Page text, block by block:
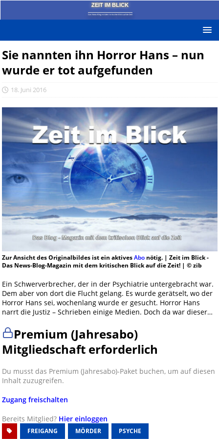
ZEIT IM BLICK
Das News-Blog mit dem kritischen Blick auf die Zeit!
Sie nannten ihn Horror Hans – nun
wurde er tot aufgefunden
18. Juni 2016
Zur Ansicht des Originalbildes ist ein aktivesAbonötig. | Zeit im Blick -
Das News-Blog-Magazin mit dem kritischen Blick auf die Zeit! | © zib
Ein Schwerverbrecher, der in der Psychiatrie untergebracht war.
Dem aber von dort die Flucht gelang. Es wurde gerätselt, wo der
Horror Hans sei, wochenlang wurde er gesucht. Horror Hans
narrt die Justiz – Schrieben einige Medien. Doch da war dieser…
Premium (Jahresabo)
Mitgliedschaft erforderlich
Du musst das Premium (Jahresabo)-Paket buchen, um auf diesen
Inhalt zuzugreifen.
Zugang freischalten
Bereits Mitglied? Hier einloggen
FREIGANG MÖRDER PSYCHE